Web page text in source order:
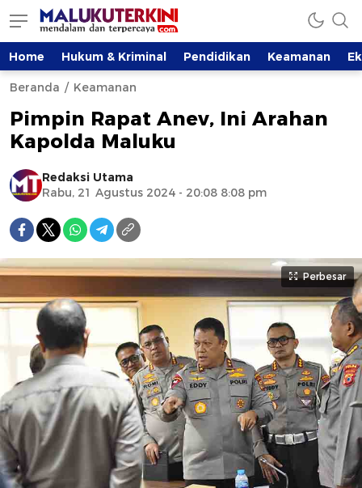
Home Hukum & Kriminal Pendidikan Keamanan
Beranda Keamanan
Pimpin Rapat Anev, Ini Arahan
Kapolda Maluku
Redaksi Utama
Rabu, 21 Agustus 2024 - 20:08 8:08 pm
Perbesar